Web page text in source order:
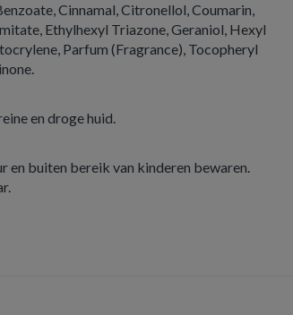
Cinnamal, Citronellol, Coumarin,
Ethylhexyl Triazone, Geraniol, Hexyl
Parfum (Fragrance), Tocopheryl
en droge huid.
buiten bereik van kinderen bewaren.